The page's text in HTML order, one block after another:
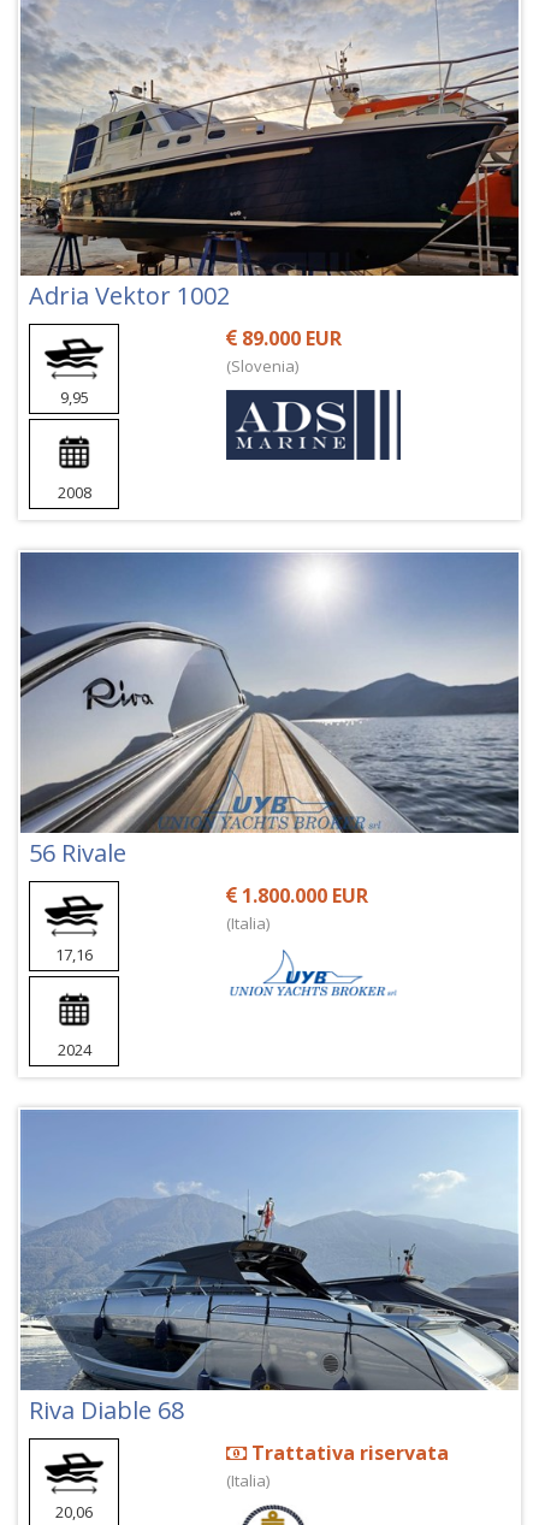
Adria Vektor 1002
9,95
2008
89.000 EUR
(Slovenia)
56 Rivale
17,16
2024
1.800.000 EUR
(Italia)
Riva Diable 68
20,06
Trattativa riservata
(Italia)